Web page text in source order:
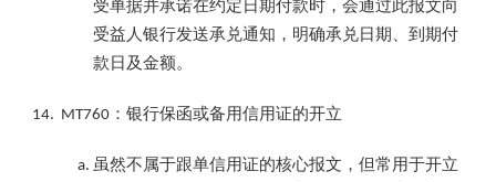
受单据并承诺在约定日期付款时，会通过此报文向
受益人银行发送承兑通知，明确承兑日期、到期付
款日及金额。
MT760 ：银行保函或备用信用证的开立
虽然不属于跟单信用证的核心报文，但常用于开立